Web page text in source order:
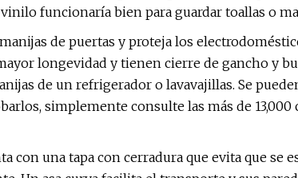
funcionaría bien para guardar toallas o
de puertas y proteja los
longevidad y tienen cierre de gancho y
de un refrigerador o lavavajillas. Se
simplemente consulte las más de
con una tapa con cerradura que evita que se